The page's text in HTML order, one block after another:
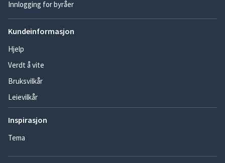
Innlogging for byråer
Kundeinformasjon
Hjelp
Verdt å vite
Bruksvilkår
Leievilkår
Inspirasjon
Tema